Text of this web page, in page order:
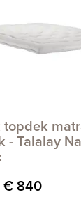
topdek
- Talalay
€ 840